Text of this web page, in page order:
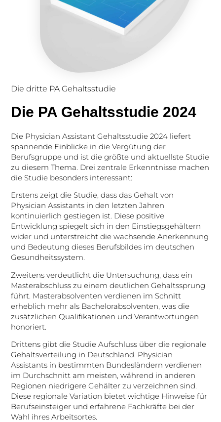
Die dritte PA Gehaltsstudie
Die PA Gehaltsstudie 2024
Die Physician Assistant Gehaltsstudie 2024 liefert
spannende Einblicke in die Vergütung der
Berufsgruppe und ist die größte und aktuellste Studie
zu diesem Thema. Drei zentrale Erkenntnisse machen
die Studie besonders interessant:
Erstens zeigt die Studie, dass das Gehalt von
Physician Assistants in den letzten Jahren
kontinuierlich gestiegen ist. Diese positive
Entwicklung spiegelt sich in den Einstiegsgehältern
wider und unterstreicht die wachsende Anerkennung
und Bedeutung dieses Berufsbildes im deutschen
Gesundheitssystem.
Zweitens verdeutlicht die Untersuchung, dass ein
Masterabschluss zu einem deutlichen Gehaltssprung
führt. Masterabsolventen verdienen im Schnitt
erheblich mehr als Bachelorabsolventen, was die
zusätzlichen Qualifikationen und Verantwortungen
honoriert.
Drittens gibt die Studie Aufschluss über die regionale
Gehaltsverteilung in Deutschland. Physician
Assistants in bestimmten Bundesländern verdienen
im Durchschnitt am meisten, während in anderen
Regionen niedrigere Gehälter zu verzeichnen sind.
Diese regionale Variation bietet wichtige Hinweise für
Berufseinsteiger und erfahrene Fachkräfte bei der
Wahl ihres Arbeitsortes.